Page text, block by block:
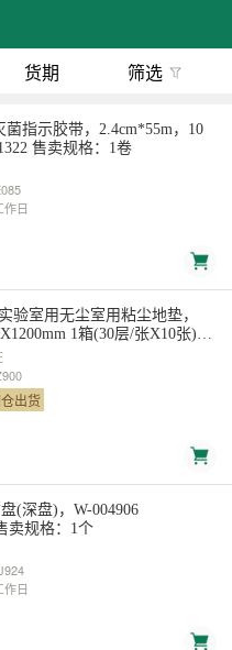
货期 筛选
菌指示胶带，2.4cm*55m，10
售卖规格：1卷
日
验室用无尘室用粘尘地垫，
1箱(30层/张X10张)，
规格：10张/箱
出货
(深盘)，W-004906
卖规格：1个
日